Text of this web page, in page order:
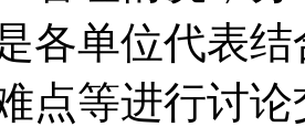
各单位代表
点等进行讨论